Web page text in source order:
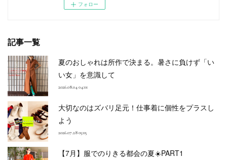
フォロー
記事一覧
夏のおしゃれは所作で決まる。暑さに負けず「い
い女」を意識して
2026.08.04 04:01
大切なのはズバリ足元！仕事着に個性をプラスし
よう
2026.07.28 05:05
【7月】服でのりきる都会の夏☀️PART1